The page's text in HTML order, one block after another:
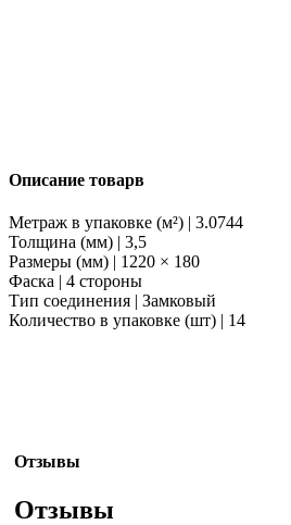
Описание товарв
Метраж в упаковке (м²) | 3.0744
Толщина (мм) | 3,5
Размеры (мм) | 1220 × 180
Фаска | 4 стороны
Тип соединения | Замковый
Количество в упаковке (шт) | 14
Отзывы
Отзывы